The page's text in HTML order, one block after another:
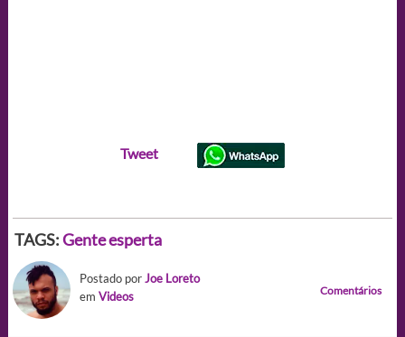
Tweet
TAGS:Gente esperta
Postado porJoe Loreto
em Videos Comentários